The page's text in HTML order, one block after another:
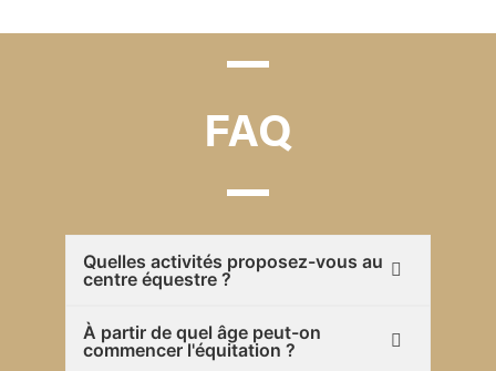
FAQ
Quelles activités proposez-vous au
centre équestre ?
À partir de quel âge peut-on
commencer l'équitation ?